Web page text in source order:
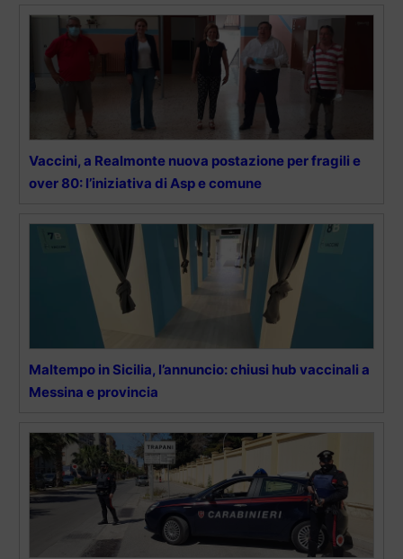
Vaccini, a Realmonte nuova postazione per fragili e
over 80: l’iniziativa di Asp e comune
Maltempo in Sicilia, l’annuncio: chiusi hub vaccinali a
Messina e provincia